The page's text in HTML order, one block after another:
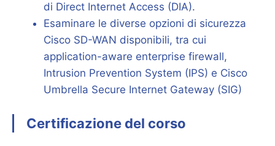
di Direct Internet Access (DIA).
Esaminare le diverse opzioni di sicurezza
Cisco SD-WAN disponibili, tra cui
application-aware enterprise firewall,
Intrusion Prevention System (IPS) e Cisco
Umbrella Secure Internet Gateway (SIG)
Certificazione del corso